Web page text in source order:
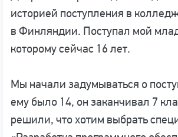
историей поступления в
в Финляндии. Поступал мой
которому сейчас 16 лет.
Мы начали задумываться о
ему было 14, он заканчивал 7
решили, что хотим выбрать